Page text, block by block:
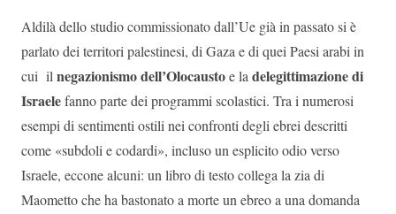
Aldilà dello studio commissionato dall’Ue già in passato si è
parlato dei territori palestinesi, di Gaza e di quei Paesi arabi in
cui ilnegazionismo dell’Olocaustoe ladelegittimazione di
Israelefanno parte dei programmi scolastici. Tra i numerosi
esempi di sentimenti ostili nei confronti degli ebrei descritti
come «subdoli e codardi», incluso un esplicito odio verso
Israele, eccone alcuni: un libro di testo collega la zia di
Maometto che ha bastonato a morte un ebreo a una domanda